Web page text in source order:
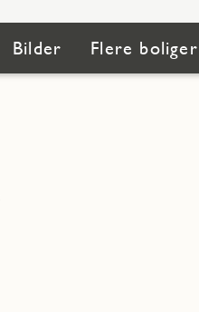
Bilder Flere boliger